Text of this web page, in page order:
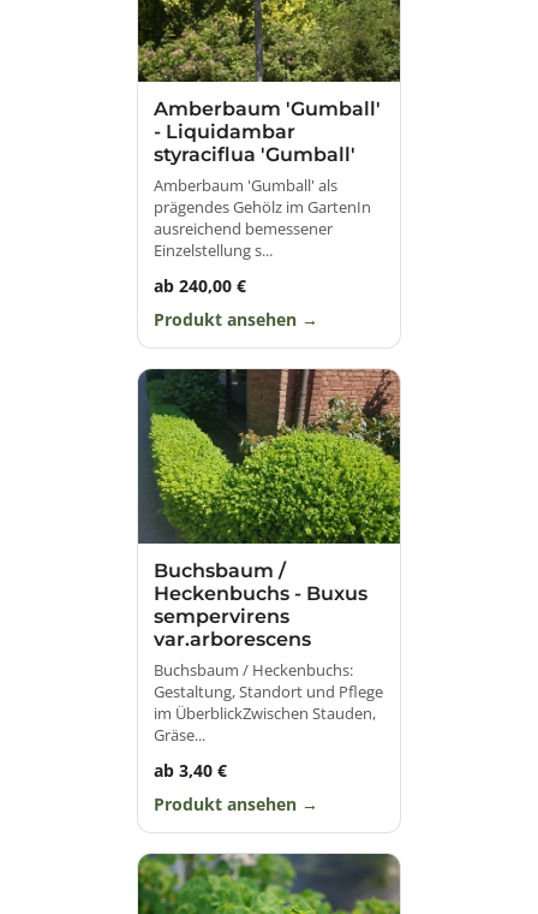
Amberbaum 'Gumball'
- Liquidambar
styraciflua 'Gumball'
Amberbaum 'Gumball' als
prägendes Gehölz im GartenIn
ausreichend bemessener
Einzelstellung s...
ab 240,00 €
Produkt ansehen
Buchsbaum /
Heckenbuchs - Buxus
sempervirens
var.arborescens
Buchsbaum / Heckenbuchs:
Gestaltung, Standort und Pflege
im ÜberblickZwischen Stauden,
Gräse...
ab 3,40 €
Produkt ansehen